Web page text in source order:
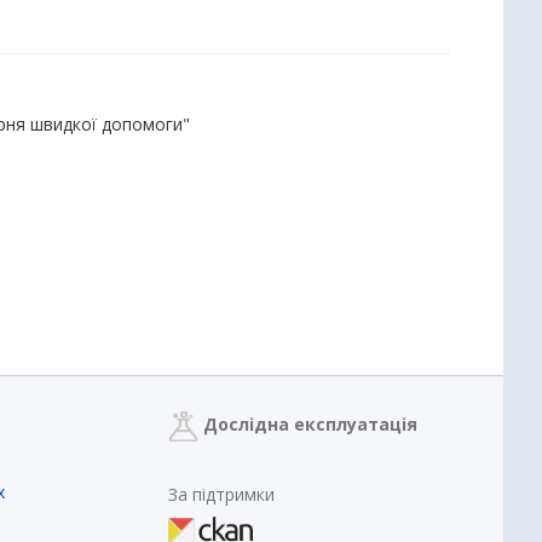
швидкої допомоги"
Дослідна експлуатація
За підтримки